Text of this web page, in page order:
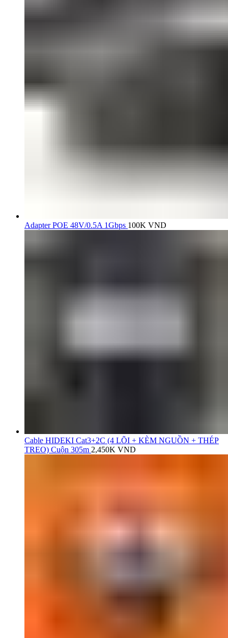
Adapter POE 48V/0.5A 1Gbps 100K VND
Cable HIDEKI Cat3+2C (4 LÕI + KÈM NGUỒN + THÉP
TREO) Cuộn 305m 2,450K VND